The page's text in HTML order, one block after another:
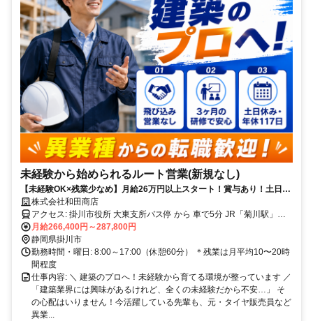
未経験から始められるルート営業(新規なし)
【未経験OK×残業少なめ】月給26万円以上スタート！賞与あり！土日休
み＆転勤なしのルート営業◎建築知識ゼロから丁寧に教えます！
株式会社和田商店
アクセス: 掛川市役所 大東支所バス停 から 車で5分 JR「菊川駅」よ
り車で25分 JR「掛川駅」より車で26分 JR「愛野駅」より車で27分
JR「袋井駅」より車で28分 JR「磐田駅」より車で33分 広がる空と
海のすぐ近く！青空のもとで気持ちよく働ける環境です。 落ち着い
たロケーションで、ゆとりを持って働きたい方にぴったりです！ ★
車通勤OK（無料駐車場あり）
月給266,400円～287,800円
静岡県掛川市
勤務時間・曜日: 8:00～17:00（休憩60分） ＊残業は月平均10〜20時
間程度
仕事内容: ＼ 建築のプロへ！未経験から育てる環境が整っています ／
「建築業界には興味があるけれど、全くの未経験だから不安…」 そ
の心配はいりません！今活躍している先輩も、元・タイヤ販売員など
異業...